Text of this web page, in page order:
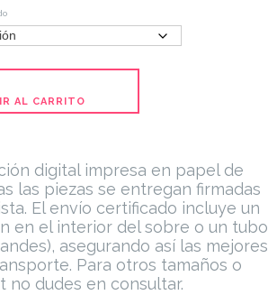
AL CARRITO
digital impresa en papel de
las piezas se entregan firmadas
El envío certificado incluye un
en el interior del sobre o un tubo
asegurando así las mejores
Para otros tamaños o
no dudes en consultar.